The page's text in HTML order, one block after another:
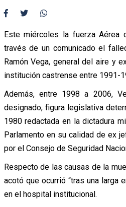
Este miércoles la fuerza Aérea
través de un comunicado el
Ramón Vega, general del aire y
institución castrense entre 1991-
Además, entre 1998 a 2006,
designado, figura legislativa
1980 redactada en la dictadura
Parlamento en su calidad de ex
por el Consejo de Seguridad
Respecto de las causas de la
acotó que ocurrió “tras una larga
en el hospital institucional.